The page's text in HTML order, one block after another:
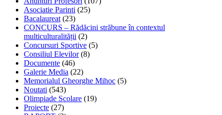
Asociatie Parinti (25)
Bacalaureat (23)
CONCURS – Rădăcini străbune în contextul
multiculturalității (2)
Concursuri Sportive (5)
Consiliul Elevilor(8)
Documente (46)
Galerie Media (22)
Memorialul Gheorghe Mihoc (5)
Noutati (543)
Olimpiade Scolare (19)
Proiecte (27)